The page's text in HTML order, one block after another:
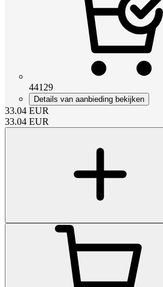
44129
Details van aanbieding bekijken
33.04 EUR
33.04 EUR